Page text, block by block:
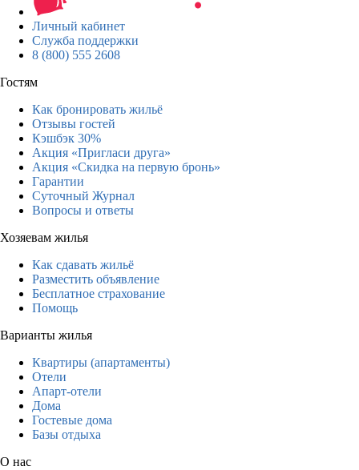
Личный кабинет
Служба поддержки
8 (800) 555 2608
Гостям
Как бронировать жильё
Отзывы гостей
Кэшбэк 30%
Акция «Пригласи друга»
Акция «Скидка на первую бронь»
Гарантии
Суточный Журнал
Вопросы и ответы
Хозяевам жилья
Как сдавать жильё
Разместить объявление
Бесплатное страхование
Помощь
Варианты жилья
Квартиры (апартаменты)
Отели
Апарт-отели
Дома
Гостевые дома
Базы отдыха
О нас